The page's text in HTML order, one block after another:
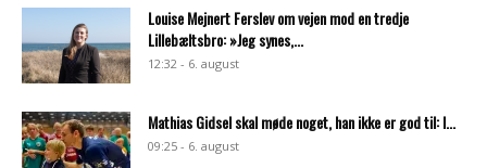
Louise Mejnert Ferslev om vejen mod en tredje
Lillebæltsbro: »Jeg synes,...
12:32 - 6. august
Mathias Gidsel skal møde noget, han ikke er god til: I...
09:25 - 6. august